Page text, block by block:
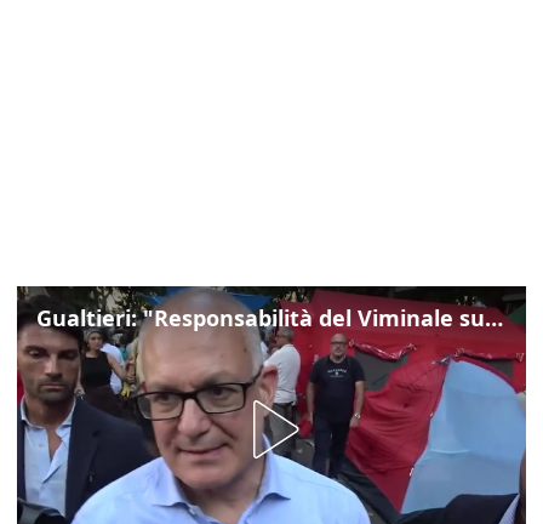
Gualtieri: "Responsabilità del Viminale su Spin Time? La posizione dei partiti è nota"